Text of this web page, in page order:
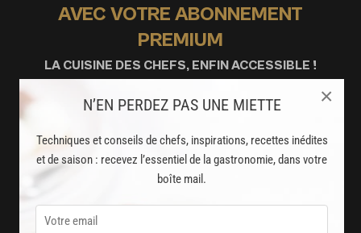
N’EN PERDEZ PAS UNE MIETTE
Techniques et conseils de chefs, inspirations, recettes inédites
et de saison : recevez l’essentiel de la gastronomie, dans votre
boîte mail.
×
AVEC VOTRE ABONNEMENT
PREMIUM
LA CUISINE DES CHEFS, ENFIN ACCESSIBLE !
8000
recettes exclusives
partagées par vos chefs préférés
2000
vidéos de recettes
et techniques de cuisine et pâtisserie